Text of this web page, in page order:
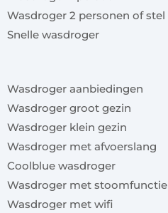
Wasdroger 2 personen of stel
Snelle wasdroger
Wasdroger aanbiedingen
Wasdroger groot gezin
Wasdroger klein gezin
Wasdroger met afvoerslang
Coolblue wasdroger
Wasdroger met stoomfunctie
Wasdroger met wifi